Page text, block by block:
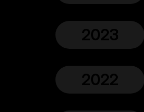
2023
2022